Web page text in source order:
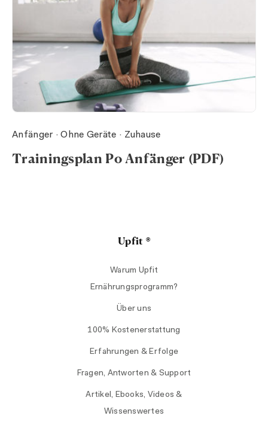
Trainingsplan Po Anfänger (PDF)
Anfänger · Ohne Geräte · Zuhause
Upfit ®
Warum Upfit
Ernährungsprogramm?
Über uns
100% Kostenerstattung
Erfahrungen & Erfolge
Fragen, Antworten & Support
Artikel, Ebooks, Videos &
Wissenswertes